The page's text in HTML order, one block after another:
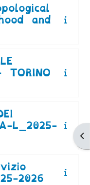
and
TORINO
L_2025-
2026